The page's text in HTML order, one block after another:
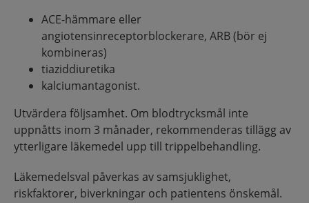
ACE-hämmare eller
angiotensinreceptorblockerare, ARB (bör ej
kombineras)
tiaziddiuretika
kalciumantagonist.
Utvärdera följsamhet. Om blodtrycksmål inte
uppnåtts inom 3 månader, rekommenderas tillägg av
ytterligare läkemedel upp till trippelbehandling.
Läkemedelsval påverkas av samsjuklighet,
riskfaktorer, biverkningar och patientens önskemål.